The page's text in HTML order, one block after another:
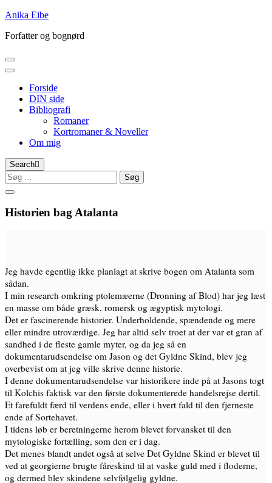
Skip
content
Anika Eibe
Forfatter og bognørd
Forside
DIN side
Bibliografi
Romaner
Kortromaner & Noveller
Om mig
Search
Søg
efter:
Historien bag Atalanta
Jeg havde egentlig ikke planlagt at skrive bogen om Atalanta som
sådan.
I min research omkring ptolemæerne (Dronning af Blod) har jeg læst
en masse om både græsk, romersk og ægyptisk mytologi.
Det er fascinerende historier. Underholdende, spændende og mere
eller mindre utroværdige. Jeg har altid selv troet at der var et gran af
sandhed i de fleste gamle myter, og da jeg så en
dokumentarudsendelse om Jason og det Gyldne Skind, blev jeg
overbevist om at jeg ville skrive denne historie.
I denne dokumentarudsendelse var historikere inde på at Jasons togt
til Kolchis faktisk var den første dokumenterede handelsrejse dertil.
Et farefuldt færd til verdens ende, eller i hvert fald til den fjerneste
ende af Sortehavet.
I tidens løb er beretningerne herom blevet forvansket til den
mytologiske fortælling, som den er i dag.
Det menes blandt andet også at selve Det Gyldne Skind er blevet til
ved at georgierne brugte fåreskind til at vaske guld med i floderne,
og dermed blev skindene selvfølgelig gyldne.